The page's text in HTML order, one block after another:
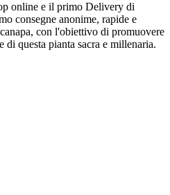
online e il primo Delivery di
consegne anonime, rapide e
con l'obiettivo di promuovere
questa pianta sacra e millenaria.